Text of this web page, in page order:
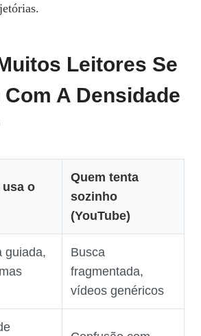
Leitores Se
A Densidade
usa o
Quem tenta
sozinho
(YouTube)
guiada,
Busca
fragmentada,
vídeos genéricos